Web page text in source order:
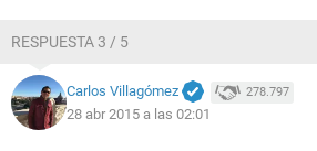
RESPUESTA 3 / 5
Carlos Villagómez 278.797
28 abr 2015 a las 02:01